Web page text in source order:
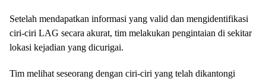
Setelah mendapatkan informasi yang valid dan mengidentifikasi
ciri-ciri LAG secara akurat, tim melakukan pengintaian di sekitar
lokasi kejadian yang dicurigai.
Tim melihat seseorang dengan ciri-ciri yang telah dikantongi